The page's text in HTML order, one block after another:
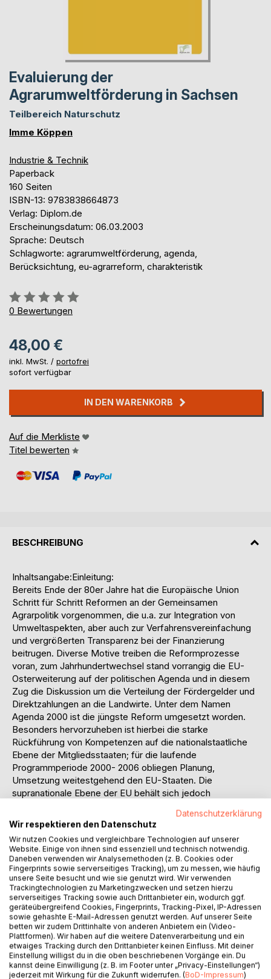
Evaluierung der
Agrarumweltförderung in Sachsen
Teilbereich Naturschutz
Imme Köppen
Industrie & Technik
Paperback
160 Seiten
ISBN-13: 9783838664873
Verlag: Diplom.de
Erscheinungsdatum: 06.03.2003
Sprache: Deutsch
Schlagworte: agrarumweltförderung, agenda,
Berücksichtung, eu-agrarreform, charakteristik
Bewertung::
0%
0 Bewertungen
48,00 €
inkl. MwSt. / portofrei
sofort verfügbar
IN DEN WARENKORB
Auf die Merkliste
Titel bewerten
BESCHREIBUNG
Inhaltsangabe:Einleitung:
Bereits Ende der 80er Jahre hat die Europäische Union
Schritt für Schritt Reformen an der Gemeinsamen
Agrarpolitik vorgenommen, die u.a. zur Integration von
Umweltaspekten, aber auch zur Verfahrensvereinfachung
und vergrößerten Transparenz bei der Finanzierung
beitrugen. Diverse Motive treiben die Reformprozesse
voran, zum Jahrhundertwechsel stand vorrangig die EU-
Osterweiterung auf der politischen Agenda und in diesem
Zug die Diskussion um die Verteilung der Fördergelder und
Direktzahlungen an die Landwirte. Unter dem Namen
Agenda 2000 ist die jüngste Reform umgesetzt worden.
Besonders hervorzuheben ist hierbei die starke
Rückführung von Kompetenzen auf die nationalstaatliche
Ebene der Mitgliedsstaaten; für die laufende
Programmperiode 2000- 2006 obliegen Planung,
Umsetzung weitestgehend den EU-Staaten. Die
supranationale Ebene der EU behält sich jedoch
verankerte Kontrollfunktionen vor.
Mit der Agrarumweltförderung, die ein fester Bestandteil
der Gemeinsamen Agrarpolitik (GAP) der Europäischen
Union ist, sollen die negativen externen Effekte der
Landwirtschaft ursächlich bekämpft und eine
naturschützende sowie naturschutzgerechtere Praxis
gefördert werden. In den Agrarumwelt-Maßnahmen der EU
ist das Subsidiaritätsprinzip umgesetzt, um u.a. durch die
lokalen Kenntnisse der Regionen und Akteure eine
bestmögliche Anpassung der Agrarumwelt-Programme an
die regionalspezifische Situation zu gewährleisten.
An dieser Stelle setzt die Diplomarbeit an und prüft am
Fallbeispiel des Freistaats Sachsen die Umsetzung in
Datenschutzerklärung
Wir respektieren den Datenschutz
Wir nutzen Cookies und vergleichbare Technologien auf unserer
Website. Einige von ihnen sind essenziell und technisch notwendig.
Daneben verwenden wir Analysemethoden (z. B. Cookies oder
Fingerprints sowie serverseitiges Tracking), um zu messen, wie häufig
unsere Seite besucht und wie sie genutzt wird. Wir verwenden
Trackingtechnologien zu Marketingzwecken und setzen hierzu
serverseitiges Tracking sowie auch Drittanbieter ein, wodurch ggf.
geräteübergreifend Cookies, Fingerprints, Tracking-Pixel, IP-Adressen
sowie gehashte E-Mail-Adressen genutzt werden. Auf unserer Seite
betten wir zudem Drittinhalte von anderen Anbietern ein (Video-
Plattformen). Wir haben auf die weitere Datenverarbeitung und ein
etwaiges Tracking durch den Drittanbieter keinen Einfluss. Mit deiner
Einstellung willigst du in die oben beschriebenen Vorgänge ein. Du
kannst deine Einwilligung (z. B. im Footer unter „Privacy-Einstellungen“)
jederzeit mit Wirkung für die Zukunft widerrufen. (BoD-Impressum)